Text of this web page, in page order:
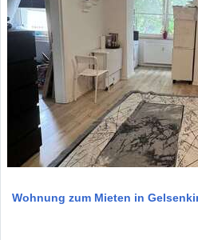
Wohnung zum Mieten in